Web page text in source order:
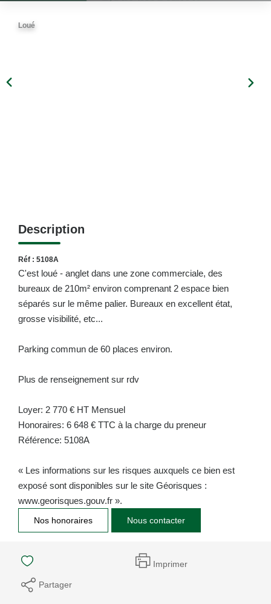
Loué
Description
Réf : 5108A
C'est loué - anglet dans une zone commerciale, des
bureaux de 210m² environ comprenant 2 espace bien
séparés sur le même palier. Bureaux en excellent état,
grosse visibilité, etc...
Parking commun de 60 places environ.
Plus de renseignement sur rdv
Loyer: 2 770 € HT Mensuel
Honoraires: 6 648 € TTC à la charge du preneur
Référence: 5108A
« Les informations sur les risques auxquels ce bien est
exposé sont disponibles sur le site Géorisques :
www.georisques.gouv.fr ».
Nos honoraires Nous contacter
Imprimer
Partager